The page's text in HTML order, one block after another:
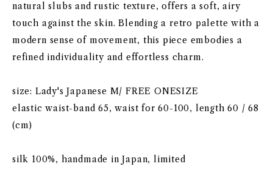
natural slubs and rustic texture, offers a soft, airy
touch against the skin. Blending a retro palette with a
modern sense of movement, this piece embodies a
refined individuality and effortless charm.
size: Lady's Japanese M/ FREE ONESIZE
elastic waist-band 65, waist for 60-100, length 60 / 68
(cm)
silk 100%, handmade in Japan, limited